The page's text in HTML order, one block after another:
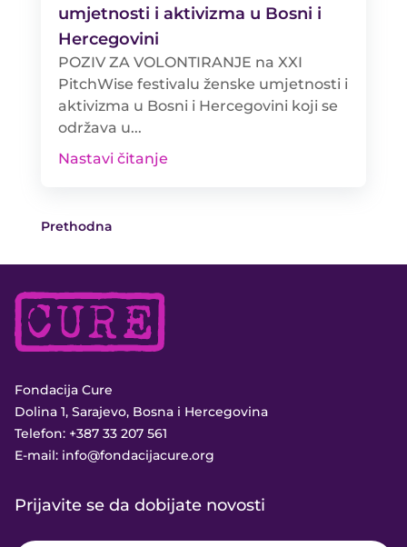
umjetnosti i aktivizma u Bosni i
Hercegovini
POZIV ZA VOLONTIRANJE na XXI
PitchWise festivalu ženske umjetnosti i
aktivizma u Bosni i Hercegovini koji se
održava u...
Nastavi čitanje
Prethodna
Fondacija Cure
Dolina 1, Sarajevo, Bosna i Hercegovina
Telefon: +387 33 207 561
E-mail: info@fondacijacure.org
Prijavite se da dobijate novosti